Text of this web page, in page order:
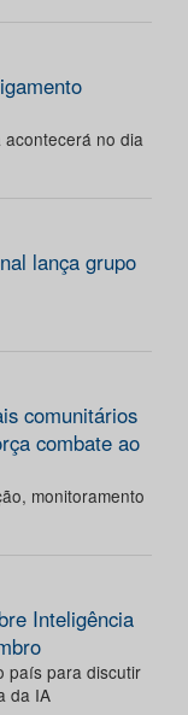
no dia
lança grupo
comunitários
combate ao
monitoramento
Inteligência
país para discutir
da IA